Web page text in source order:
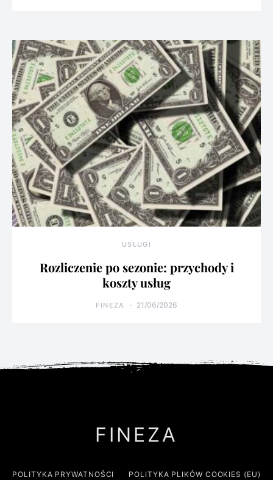
USŁUGI
Rozliczenie po sezonie: przychody i
koszty usług
FINEZA 21/06/2026
FINEZA
POLITYKA PRYWATNOŚCI POLITYKA PLIKÓW COOKIES (EU)